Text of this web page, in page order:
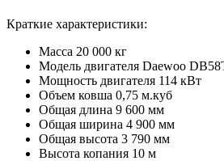
Краткие характеристики:
Масса 20 000 кг
Модель двигателя Daewoo
Мощность двигателя 114 кВт
Объем ковша 0,75 м.куб
Общая длина 9 600 мм
Общая ширина 4 900 мм
Общая высота 3 790 мм
Высота копания 10 м